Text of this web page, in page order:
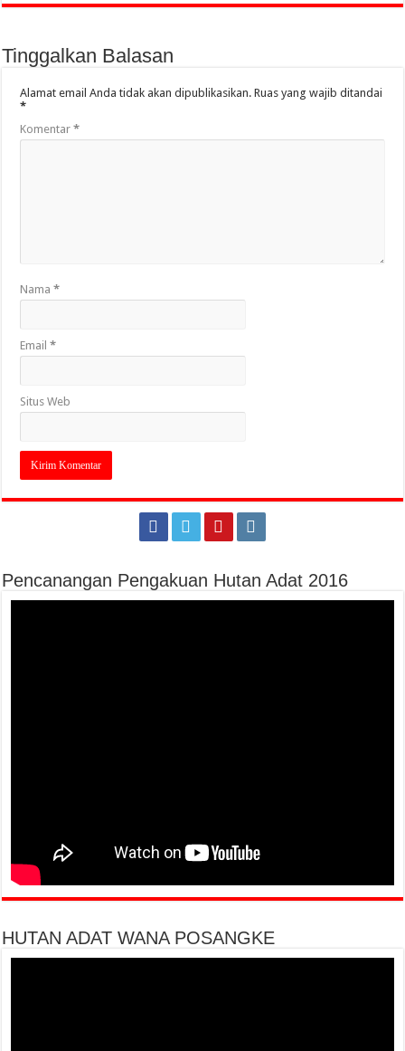
Tinggalkan Balasan
Alamat email Anda tidak akan dipublikasikan. Ruas yang wajib ditandai
*
Komentar*
Nama*
Email*
Situs Web
Pencanangan Pengakuan Hutan Adat 2016
HUTAN ADAT WANA POSANGKE